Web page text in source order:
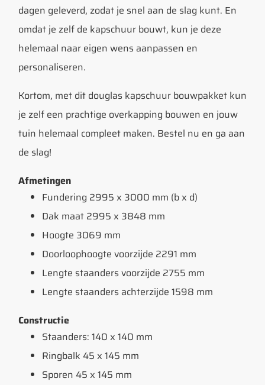
dagen geleverd, zodat je snel aan de slag kunt. En
omdat je zelf de kapschuur bouwt, kun je deze
helemaal naar eigen wens aanpassen en
personaliseren.
Kortom, met dit douglas kapschuur bouwpakket kun
je zelf een prachtige overkapping bouwen en jouw
tuin helemaal compleet maken. Bestel nu en ga aan
de slag!
Afmetingen
Fundering 2995 x 3000 mm (b x d)
Dak maat 2995 x 3848 mm
Hoogte 3069 mm
Doorloophoogte voorzijde 2291 mm
Lengte staanders voorzijde 2755 mm
Lengte staanders achterzijde 1598 mm
Constructie
Staanders: 140 x 140 mm
Ringbalk 45 x 145 mm
Sporen 45 x 145 mm